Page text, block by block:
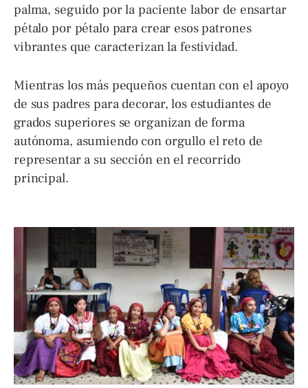
palma, seguido por la paciente labor de ensartar
pétalo por pétalo para crear esos patrones
vibrantes que caracterizan la festividad.
Mientras los más pequeños cuentan con el apoyo
de sus padres para decorar, los estudiantes de
grados superiores se organizan de forma
autónoma, asumiendo con orgullo el reto de
representar a su sección en el recorrido
principal.